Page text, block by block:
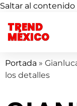
Saltar al
TREND
MÉXICO
Portada »
los detalles